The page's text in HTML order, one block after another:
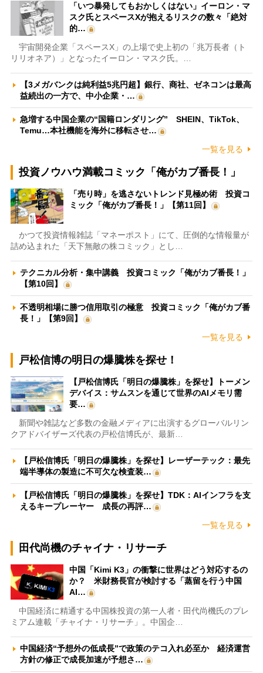
「いつ暴発してもおかしくはない」イーロン・マ
スク氏とスペースXが抱えるリスクの数々「絶対
的…
宇宙開発企業「スペースX」の上場で史上初の「兆万長者（ト
リリオネア）」となったイーロン・マスク氏。…
【3メガバンクは純利益5兆円超】銀行、商社、ゼネコンは最高
益続出の一方で、中小企業・…
急増する中国企業の“国籍ロンダリング” SHEIN、TikTok、
Temu…本社機能を海外に移転させ…
一覧を見る
投資ノウハウ満載コミック「俺がカブ番長！」
「売り時」を逃さないトレンド見極め術 投資コ
ミック「俺がカブ番長！」【第11回】
かつて投資情報雑誌「マネーポスト」にて、圧倒的な情報量が
詰め込まれた「天下無敵の株コミック」とし…
テクニカル分析・集中講義 投資コミック「俺がカブ番長！」
【第10回】
不透明相場に勝つ信用取引の極意 投資コミック「俺がカブ番
長！」【第9回】
一覧を見る
戸松信博の明日の爆騰株を探せ！
【戸松信博氏「明日の爆騰株」を探せ】トーメン
デバイス：サムスンを通じて世界のAIメモリ需
要…
新聞や雑誌など多数の金融メディアに出演するグローバルリン
クアドバイザーズ代表の戸松信博氏が、最新…
【戸松信博氏「明日の爆騰株」を探せ】レーザーテック：最先
端半導体の製造に不可欠な検査装…
【戸松信博氏「明日の爆騰株」を探せ】TDK：AIインフラを支
えるキープレーヤー 成長の再評…
一覧を見る
田代尚機のチャイナ・リサーチ
中国「Kimi K3」の衝撃に世界はどう対応するの
か？ 米財務長官が検討する「蒸留を行う中国
AI…
中国経済に精通する中国株投資の第一人者・田代尚機氏のプレ
ミアム連載「チャイナ・リサーチ」。中国企…
中国経済“予想外の低成長”で政策のテコ入れ必至か 経済運営
方針の修正で成長加速が予想さ…